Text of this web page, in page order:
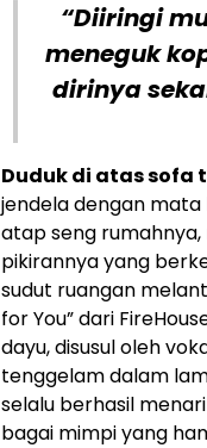
“Diiringi
meneguk
dirinya
Duduk di atas sofa
jendela dengan mata
atap seng
pikirannya yang
sudut ruangan
for You” dari
dayu, disusul oleh
tenggelam dalam
selalu berhasil
bagai mimpi yang